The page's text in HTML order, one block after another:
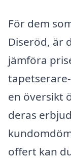
För dem
Diseröd, är
jämföra
en översikt
deras
offert kan